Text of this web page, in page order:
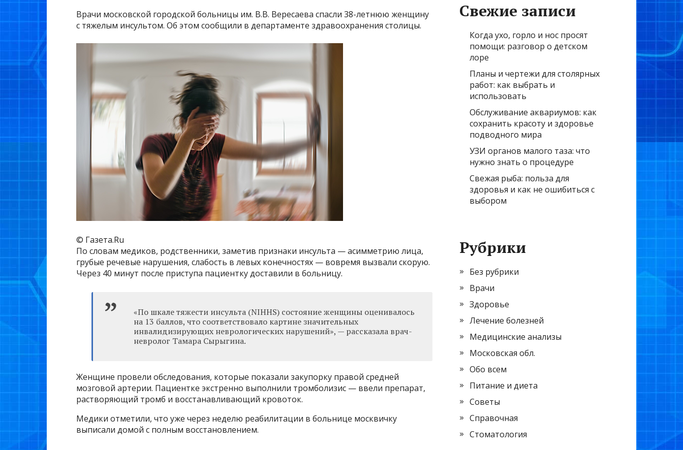
Врачи московской городской больницы им. В.В. Вересаева спасли 38-летнюю женщину
с тяжелым инсультом. Об этом сообщили в департаменте здравоохранения столицы.
© Газета.Ru
По словам медиков, родственники, заметив признаки инсульта — асимметрию лица,
грубые речевые нарушения, слабость в левых конечностях — вовремя вызвали скорую.
Через 40 минут после приступа пациентку доставили в больницу.
«По шкале тяжести инсульта (NIHHS) состояние женщины оценивалось
на 13 баллов, что соответствовало картине значительных
инвалидизирующих неврологических нарушений», — рассказала врач-
невролог Тамара Сырыгина.
Женщине провели обследования, которые показали закупорку правой средней
мозговой артерии. Пациентке экстренно выполнили тромболизис — ввели препарат,
растворяющий тромб и восстанавливающий кровоток.
Медики отметили, что уже через неделю реабилитации в больнице москвичку
выписали домой с полным восстановлением.
Свежие записи
Когда ухо, горло и нос просят
помощи: разговор о детском
лоре
Планы и чертежи для столярных
работ: как выбрать и
использовать
Обслуживание аквариумов: как
сохранить красоту и здоровье
подводного мира
УЗИ органов малого таза: что
нужно знать о процедуре
Свежая рыба: польза для
здоровья и как не ошибиться с
выбором
Рубрики
Без рубрики
Врачи
Здоровье
Лечение болезней
Медицинские анализы
Московская обл.
Обо всем
Питание и диета
Советы
Справочная
Стоматология